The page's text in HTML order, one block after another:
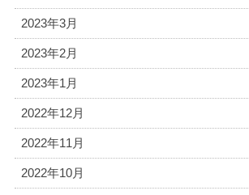
2023年3月
2023年2月
2023年1月
2022年12月
2022年11月
2022年10月